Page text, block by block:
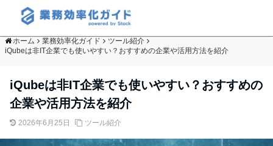
ホーム 業務効率化ガイド
ツール紹介
iQubeは非IT企業でも使いやすい？おすすめの企業や活用方法を紹介
iQubeは非IT企業でも使いやすい？おすすめの
企業や活用方法を紹介
2026年6月25日 ツール紹介